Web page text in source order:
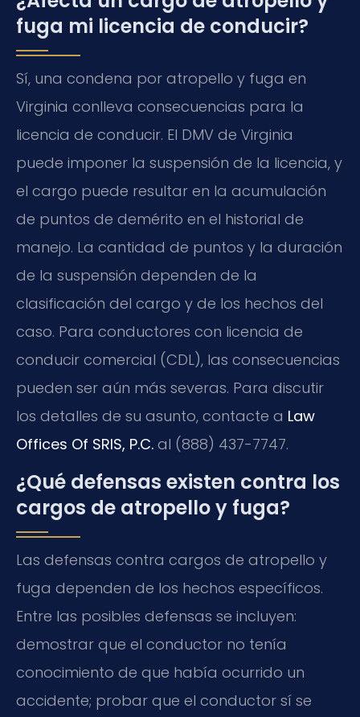
fuga mi licencia de conducir?
Sí, una condena por atropello y fuga en
Virginia conlleva consecuencias para la
licencia de conducir. El DMV de Virginia
puede imponer la suspensión de la licencia, y
el cargo puede resultar en la acumulación
de puntos de demérito en el historial de
manejo. La cantidad de puntos y la duración
de la suspensión dependen de la
clasificación del cargo y de los hechos del
caso. Para conductores con licencia de
conducir comercial (CDL), las consecuencias
pueden ser aún más severas. Para discutir
los detalles de su asunto, contacte a Law
Offices Of SRIS, P.C. al (888) 437-7747.
¿Qué defensas existen contra los
cargos de atropello y fuga?
Las defensas contra cargos de atropello y
fuga dependen de los hechos específicos.
Entre las posibles defensas se incluyen:
demostrar que el conductor no tenía
conocimiento de que había ocurrido un
accidente; probar que el conductor sí se